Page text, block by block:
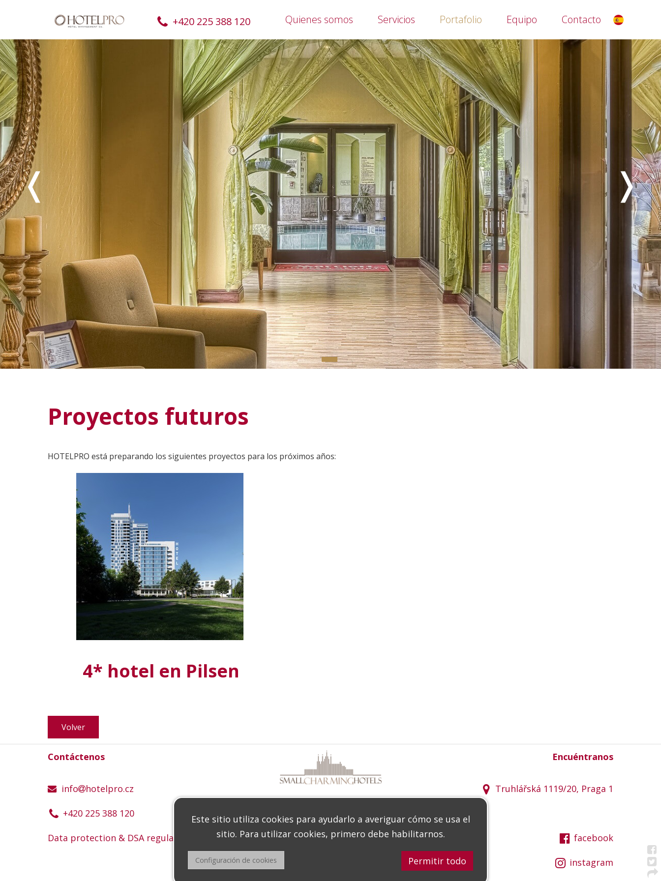
Quienes somos Servicios Portafolio Equipo Contacto
+420 225 388 120
▬
❬ ❭
Proyectos futuros
HOTELPRO está preparando los siguientes proyectos para los próximos años:
4* hotel en Pilsen
Volver
Contáctenos
info hotelpro.cz
+420 225 388 120
Data protection & DSA regulation
Encuéntranos
Truhlářská 1119/20, Praga 1
facebook
instagram
Este sitio utiliza cookies para ayudarlo a averiguar cómo se usa el
sitio. Para utilizar cookies, primero debe habilitarnos.